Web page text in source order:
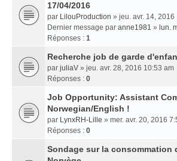
17/04/2016
par LilouProduction » jeu. avr. 14, 2016
Dernier message par anne1981 » lun.
Réponses : 1
Recherche job de garde
par juliaV » jeu. avr. 28, 2016 10:53 am
Réponses : 0
Job Opportunity: Assistant
Norwegian/English !
par LynxRH-Lille » mer. avr. 20, 2016
Réponses : 0
Sondage sur la consommation